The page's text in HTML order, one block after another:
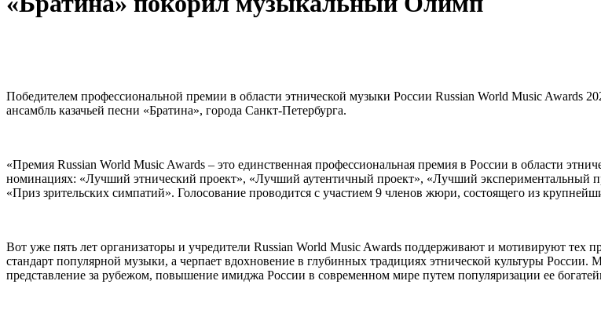
Победителем профессиональной премии в области этнической музыки России Russian World Music
ансамбль казачьей песни «Братина», города Санкт-Петербурга.
«Премия Russian World Music Awards – это единственная профессиональная премия в России в области
номинациях: «Лучший этнический проект», «Лучший аутентичный проект», «Лучший экспериментальный
«Приз зрительских симпатий». Голосование проводится с участием 9 членов жюри, состоящего из
Вот уже пять лет организаторы и учредители Russian World Music Awards поддерживают и мотивируют тех
стандарт популярной музыки, а черпает вдохновение в глубинных традициях этнической культуры
представление за рубежом, повышение имиджа России в современном мире путем популяризации ее